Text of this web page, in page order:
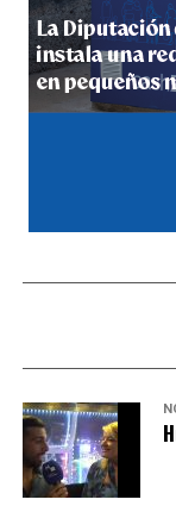
4º DÍA DE
hace 4 días·
SEXTA